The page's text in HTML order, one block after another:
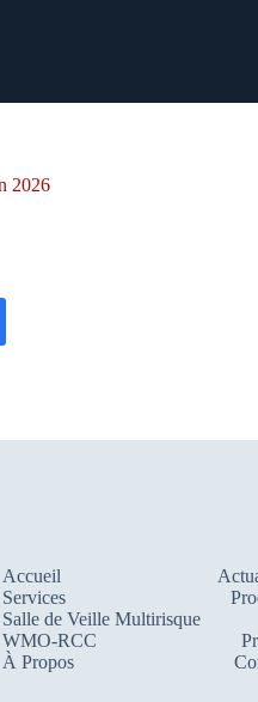
2026
Accueil
Services
Salle de Veille Multirisque
WMO-RCC
À Propos